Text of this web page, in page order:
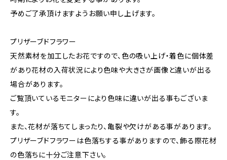
予めご了承頂けますようお願い申し上げます。
プリザーブドフラワー
天然素材を加工したお花ですので、色の吸い上げ・着色に個体差
があり花材の入荷状況により色味や大きさが画像と違いが出る
場合があります。
ご覧頂いているモニターにより色味に違いが出る事もございま
す。
また、花材が落ちてしまったり、亀裂や欠けがある事があります。
プリザーブドフラワーは色落ちする事がありますので、飾る際花材
の色落ちに十分ご注意下さい。